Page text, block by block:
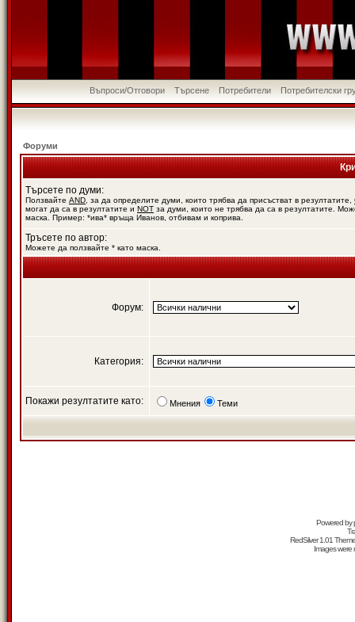
Въпроси/Отговори Търсене Потребители Потребителски
Форуми
Търсете по думи:
Ползвайте AND , за да определите думи, които трябва да присъстват в резултатите,
могат да са в резултатите и NOT за думи, които не трябва да са в резултатите.
маска. Пример: *ива* връща Иванов, отбивам и коприва.
Тръсете по автор:
Можете да ползвайте * като маска.
Форум:
Категория:
Покажи резултатите като: Мнения Теми
Powered by
RedSilver 1.01
Images were